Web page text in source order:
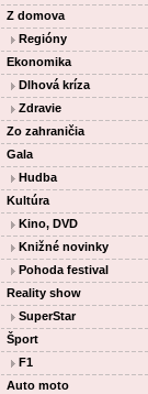
Z domova
Regióny
Ekonomika
Dlhová kríza
Zdravie
Zo zahraničia
Gala
Hudba
Kultúra
Kino, DVD
Knižné novinky
Pohoda festival
Reality show
SuperStar
Šport
F1
Auto moto